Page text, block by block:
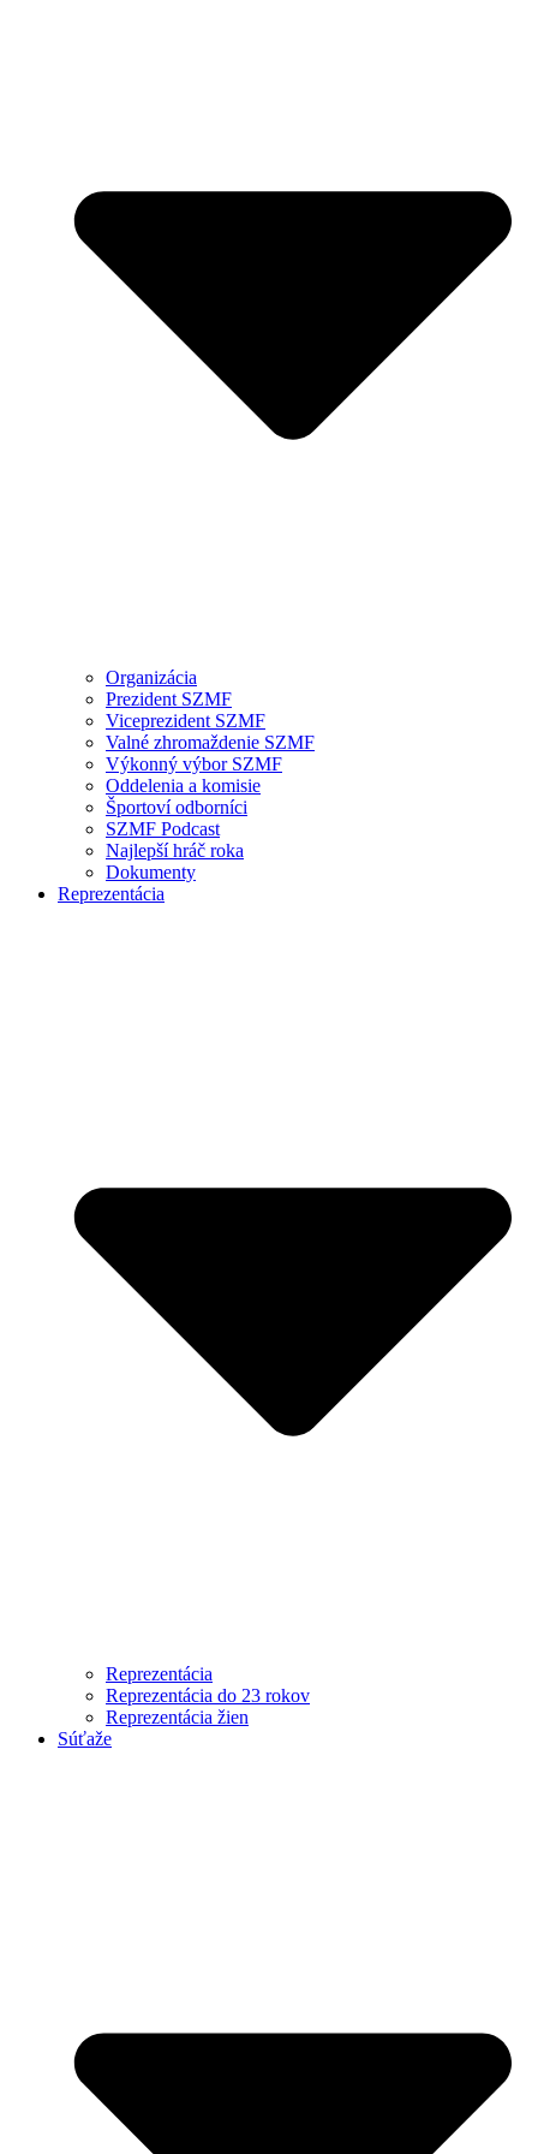
Organizácia
Prezident SZMF
Viceprezident SZMF
Valné zhromaždenie SZMF
Výkonný výbor SZMF
Oddelenia a komisie
Športoví odborníci
SZMF Podcast
Najlepší hráč roka
Dokumenty
Reprezentácia
Reprezentácia
Reprezentácia do 23 rokov
Reprezentácia žien
Súťaže